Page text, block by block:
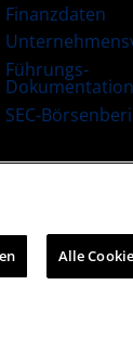
Finanzdaten
Führungs-
Dokumentation
SEC-
Richtlinien
Alle